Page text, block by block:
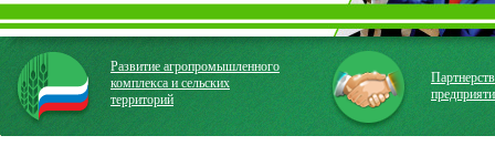
Развитие агропромышленного
комплекса и сельских
территорий